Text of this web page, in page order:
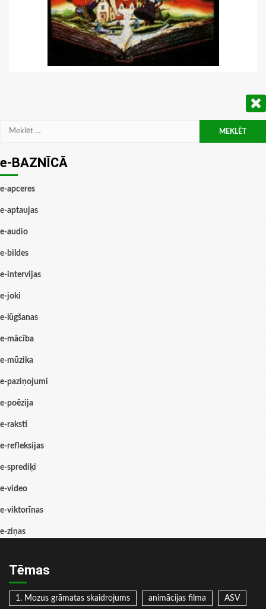
Meklēt:
e-BAZNĪCĀ
e-apceres
e-aptaujas
e-audio
e-bildes
e-intervijas
e-joki
e-lūgšanas
e-mācība
e-mūzika
e-paziņojumi
e-poēzija
e-raksti
e-refleksijas
e-sprediķi
e-video
e-viktorīnas
e-ziņas
Tēmas
1. Mozus grāmatas skaidrojums animācijas filma ASV